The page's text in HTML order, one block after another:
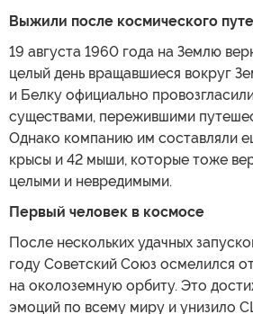
Выжили после космического
19 августа 1960 года на Землю
целый день вращавшиеся вокруг
и Белку официально
существами, пережившими
Однако компанию им составляли
крысы и 42 мыши, которые тоже
целыми и невредимыми.
Первый человек в космосе
После нескольких удачных
году Советский Союз осмелился
на околоземную орбиту. Это
эмоций по всему миру и унизило